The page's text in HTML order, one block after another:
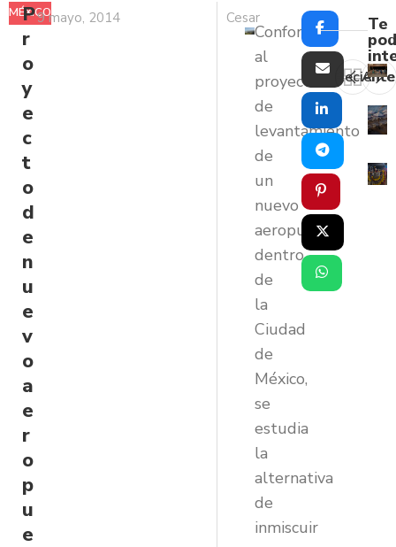
MÉXICO
P
r
o
y
e
c
t
o
d
e
n
u
e
v
o
a
e
r
o
p
u
e
9 mayo, 2014 Cesar
Conforme
al
proyecto
de
levantamiento
de
un
nuevo
aeropuerto
dentro
de
la
Ciudad
de
México,
se
estudia
la
alternativa
de
inmiscuir
Reciente
Te